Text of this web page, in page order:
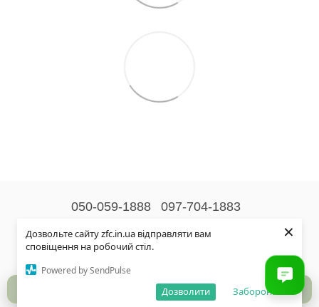
Дозвольте сайту zfc.in.ua відправляти вам
сповіщення на робочий стіл.
Powered by SendPulse
Заборонити
Дозволити
×
050-059-1888 097-704-1883
Контактна інформація
© 2026